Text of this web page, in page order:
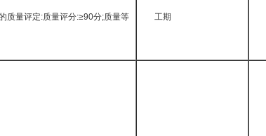
质量评定:质量评分:≥90分;质量等 工期